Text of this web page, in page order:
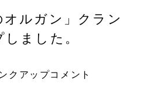
ルガン」クラン
ました。
クアップコメント